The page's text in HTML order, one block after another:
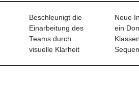
Beschleunigt die
Einarbeitung des
Teams durch
visuelle Klarheit
Neue
ein